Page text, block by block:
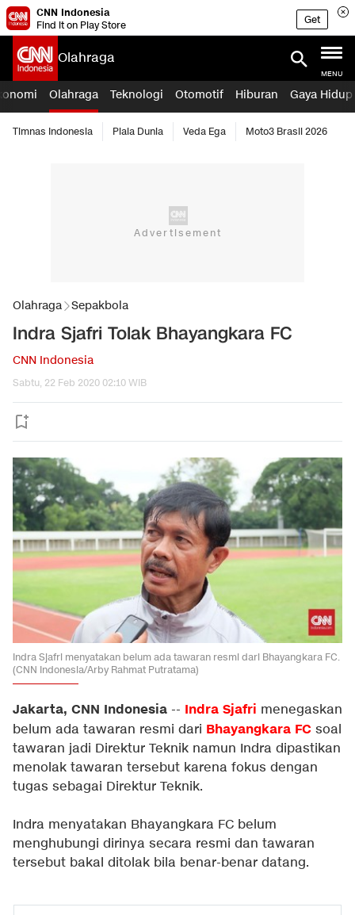
CNN Indonesia
Find it on Play Store
Get
Olahraga
MENU
Olahraga Teknologi Otomotif Hiburan Gaya Hidup
Timnas Indonesia Piala Dunia Veda Ega Moto3 Brasil 2026
Olahraga Sepakbola
Indra Sjafri Tolak Bhayangkara FC
CNN Indonesia
Sabtu, 22 Feb 2020 02:10 WIB
Indra Sjafri menyatakan belum ada tawaran resmi dari Bhayangkara FC.
(CNN Indonesia/Arby Rahmat Putratama)
Jakarta, CNN Indonesia -- Indra Sjafri menegaskan
belum ada tawaran resmi dari Bhayangkara FC soal
tawaran jadi Direktur Teknik namun Indra dipastikan
menolak tawaran tersebut karena fokus dengan
tugas sebagai Direktur Teknik.
Indra menyatakan Bhayangkara FC belum
menghubungi dirinya secara resmi dan tawaran
tersebut bakal ditolak bila benar-benar datang.